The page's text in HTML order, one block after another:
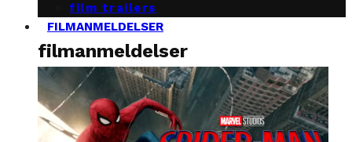
film trailers
FILMANMELDELSER
filmanmeldelser